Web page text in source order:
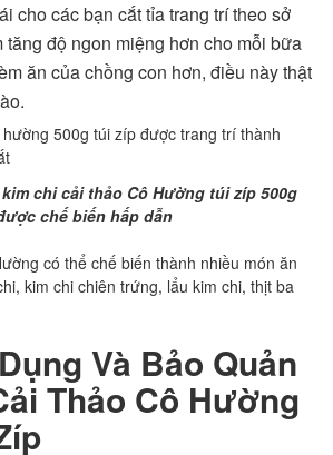
cho các bạn cắt tỉa trang trí theo sở
tăng độ ngon miệng hơn cho mỗi bữa
ăn của chồng con hơn, điều này thật
chi cải thảo Cô Hường túi zíp 500g
chế biến hấp dẫn
có thể chế biến thành nhiều món ăn
kim chi chiên trứng, lẩu kim chi, thịt ba
Và Bảo Quản
Thảo Cô Hường